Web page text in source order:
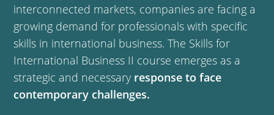
interconnected markets, companies are facing a
growing demand for professionals with specific
skills in international business. The Skills for
International Business II course emerges as a
strategic and necessary response to face
contemporary challenges.